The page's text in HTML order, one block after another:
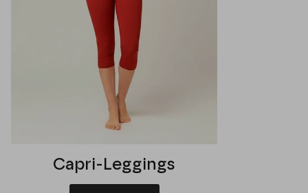
Capri-Leggings